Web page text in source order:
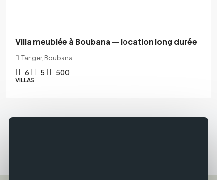
Villa meublée à Boubana — location long durée
Tanger, Boubana
6 5 500
VILLAS